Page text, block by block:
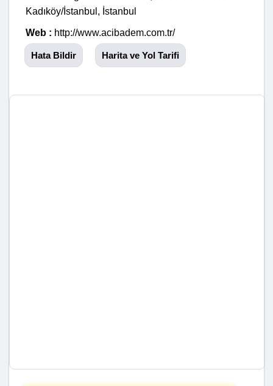
Kadıköy/İstanbul, İstanbul
Web : http://www.acibadem.com.tr/
Hata Bildir Harita ve Yol Tarifi